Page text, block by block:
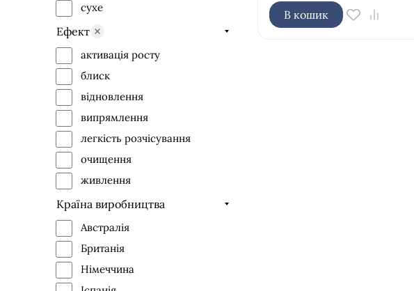
сухе
тонке
Ефект
активація росту
блиск
відновлення
випрямлення
легкість розчісування
очищення
живлення
надання об'єму
проти утворення лупи
профілактика випадіння
пом'якшення
збереження кольору
Країна виробництва
Австралія
Британія
Німеччина
В кошик